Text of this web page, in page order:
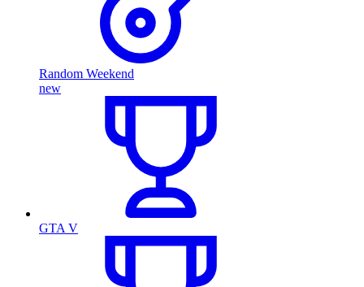
Random Weekend
new
GTA V